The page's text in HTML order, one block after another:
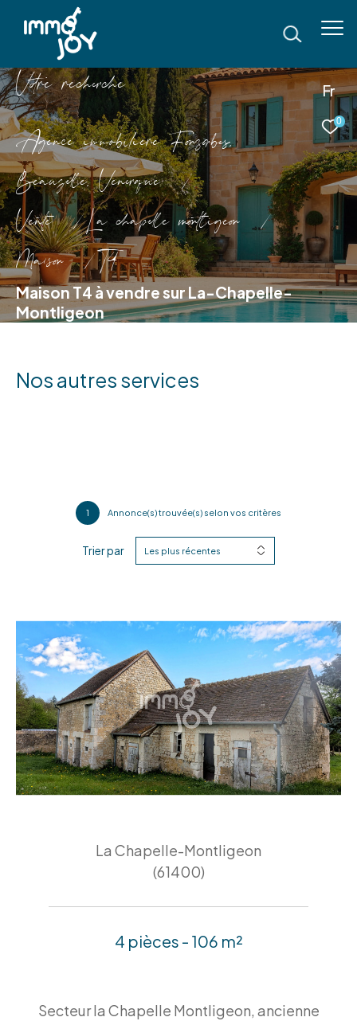
Fr
0
Vore recece
Agence immobilière Fonsorbes,
Beauzelle, Venerque
Vente
La chapelle montligeon
Maison
T4
Maison T4 à vendre sur La-Chapelle-
Montligeon
Nos autres services
1 Annonce(s) trouvée(s) selon vos critères
Trier par Les plus récentes
La Chapelle-Montligeon
(61400)
4 pièces - 106 m²
Secteur la Chapelle Montligeon, ancienne